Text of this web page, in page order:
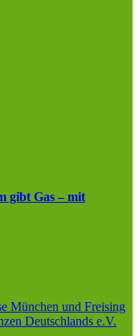
gibt Gas – mit
München und Freising
Deutschlands e.V.